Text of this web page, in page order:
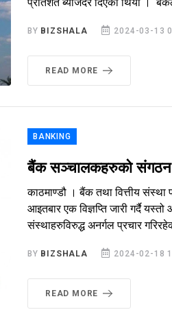
BY BIZSHALA 2024-03-13
READ MORE
BANKING
बैंक सञ्चालकहरुको संगठन
काठमाण्डौ । बैंक तथा वित्तीय
आइतबार एक विज्ञप्ति जारी गर्दै
संस्थाहरुविरुद्ध अनर्गल प्रचार
BY BIZSHALA 2024-02-18
READ MORE